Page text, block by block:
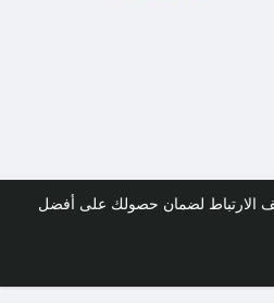
الارتباط لضمان حصولك على أفضل